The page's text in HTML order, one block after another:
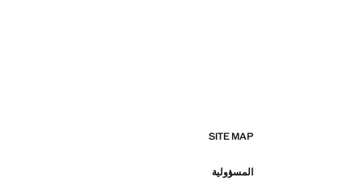
SITE MAP
المسؤولية